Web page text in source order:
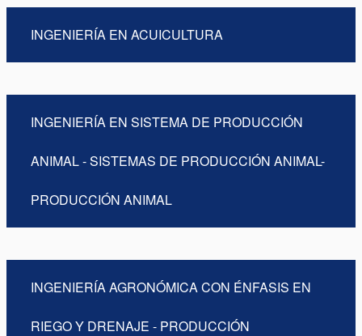
INGENIERÍA EN ACUICULTURA
INGENIERÍA EN SISTEMA DE PRODUCCIÓN
ANIMAL - SISTEMAS DE PRODUCCIÓN ANIMAL-
PRODUCCIÓN ANIMAL
INGENIERÍA AGRONÓMICA CON ÉNFASIS EN
RIEGO Y DRENAJE - PRODUCCIÓN